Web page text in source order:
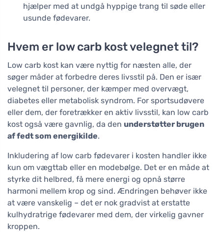
hjælper med at undgå hyppige trang til søde eller
usunde fødevarer.
Hvem er low carb kost velegnet til?
Low carb kost kan være nyttig for næsten alle, der
søger måder at forbedre deres livsstil på. Den er især
velegnet til personer, der kæmper med overvægt,
diabetes eller metabolisk syndrom. For sportsudøvere
eller dem, der foretrækker en aktiv livsstil, kan low carb
kost også være gavnlig, da den understøtter brugen
af fedt som energikilde.
Inkludering af low carb fødevarer i kosten handler ikke
kun om vægttab eller en modebølge. Det er en måde at
styrke dit helbred, få mere energi og opnå større
harmoni mellem krop og sind. Ændringen behøver ikke
at være vanskelig – det er nok gradvist at erstatte
kulhydratrige fødevarer med dem, der virkelig gavner
kroppen.